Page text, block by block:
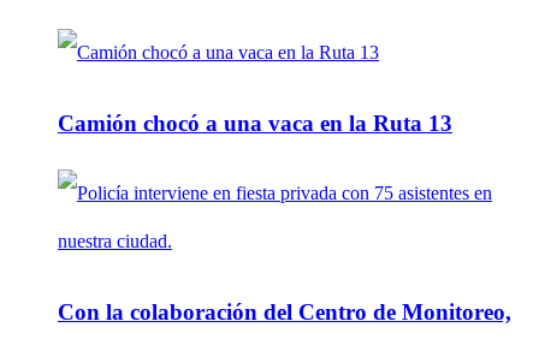
Camión chocó a una vaca en la Ruta 13
Con la colaboración del Centro de Monitoreo,